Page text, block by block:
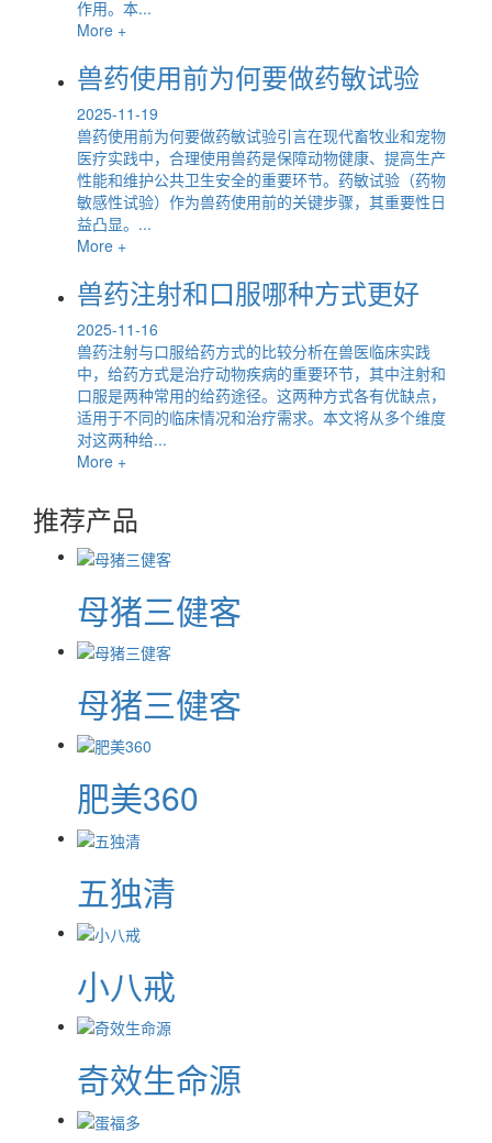
作用。本...
More +
兽药使用前为何要做药敏试验
2025-11-19
兽药使用前为何要做药敏试验引言在现代畜牧业和宠物
医疗实践中，合理使用兽药是保障动物健康、提高生产
性能和维护公共卫生安全的重要环节。药敏试验（药物
敏感性试验）作为兽药使用前的关键步骤，其重要性日
益凸显。...
More +
兽药注射和口服哪种方式更好
2025-11-16
兽药注射与口服给药方式的比较分析在兽医临床实践
中，给药方式是治疗动物疾病的重要环节，其中注射和
口服是两种常用的给药途径。这两种方式各有优缺点，
适用于不同的临床情况和治疗需求。本文将从多个维度
对这两种给...
More +
推荐产品
母猪三健客
母猪三健客
肥美360
五独清
小八戒
奇效生命源